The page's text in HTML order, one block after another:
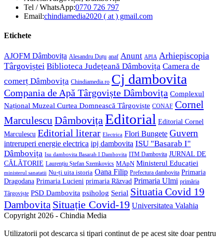
Tel / WhatsApp:0770 726 797Opens
in
Email:chindiamedia2020 ( at ) gmail.comOpens
Etichete
AJOFM Dâmbovița Alesandru Duțu anaf Anunt APIA Arhiepiscopia
Târgoviștei Biblioteca Județeană Dâmbovița Camera de
comerț Dâmbovița Chindiamedia.ro Cj dambovita
Compania de Apă Târgoviște Dâmbovița Complexul
Național Muzeal Curtea Domnească Târgoviște CONAF Cornel
Marculescu DâmbovițaEditorial Editorial Cornel
Marculescu Editorial literar Electrica Flori Bungete Guvern
intreruperi energie electrica ipj dambovita ISU "Basarab I"
Dâmbovița Isu dambovita Basarab I Dambovita ITM Dambovita JURNAL DE
CĂLĂTORIE Laurențiu Ștefan Szemkovics MApN Ministerul Educației
ministerul sanatatii Nu-ți uita istoria Oana Filip Prefectura dambovita Primaria
Dragodana Primaria Lucieni primaria Răzvad Primaria Ulmi primăria
Târgoviște PSD Dambovita psiholog Serial Situatia Covid 19
Dambovita Situație Covid-19 Universitatea Valahia
Copyright 2026 - Chindia Media
Utilizatorii pot descarca si tipari continut de pe acest site doar pentru